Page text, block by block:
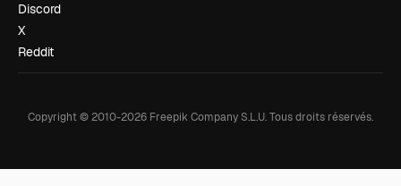
Discord
X
Reddit
Copyright © 2010-2026 Freepik Company S.L.U.Tous droits réservés.